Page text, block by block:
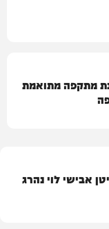
מתקפה מתואמת
אבישי לוי נהרג